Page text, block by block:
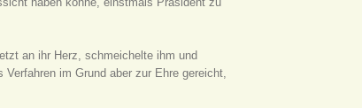
an ihr Herz, schmeichelte ihm und
im Grund aber zur Ehre gereicht,